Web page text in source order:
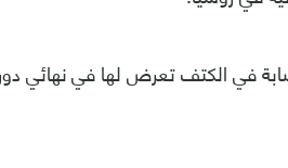
في الكتف تعرض لها في نهائي